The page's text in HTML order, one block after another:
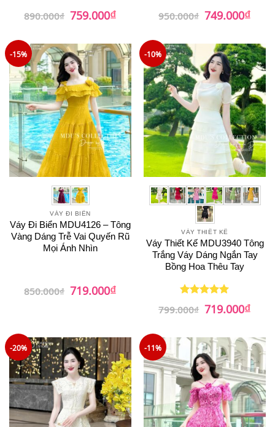
890.000₫ Giá
gốc
759.000₫Giá
hiện
759.000₫.
950.000₫ Giá
gốc
749.000₫Giá
hiện
-15%
VÁY ĐI BIỂN
Váy Đi Biển MDU4126 – Tông
Vàng Dáng Trễ Vai Quyến Rũ
Mọi Ánh Nhìn
850.000₫ Giá
gốc
719.000₫Giá
hiện
-10%
VÁY THIẾT KẾ
Váy Thiết Kế MDU3940 Tông
Trắng Váy Dáng Ngắn Tay
Bồng Hoa Thêu Tay
Được xếp
hạng
55
799.000₫ Giá
gốc
719.000₫Giá
hiện
-20% -11%